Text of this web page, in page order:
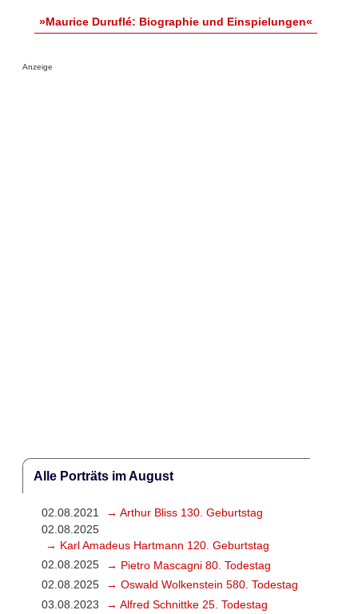
»Maurice Duruflé: Biographie und Einspielungen«
Anzeige
Alle Porträts im August
02.08.2021
→ Arthur Bliss 130. Geburtstag
02.08.2025
→ Karl Amadeus Hartmann 120. Geburtstag
02.08.2025
→ Pietro Mascagni 80. Todestag
02.08.2025
→ Oswald Wolkenstein 580. Todestag
03.08.2023
→ Alfred Schnittke 25. Todestag